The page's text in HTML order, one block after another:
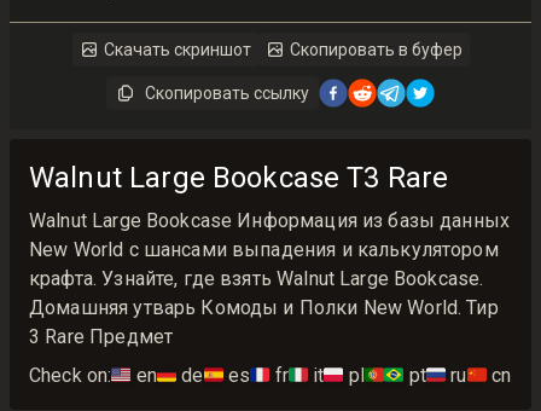
Скачать скриншот Скопировать в буфер
Скопировать ссылку
Walnut Large Bookcase T3 Rare
Walnut Large Bookcase Информация из базы данных
New World с шансами выпадения и калькулятором
крафта. Узнайте, где взять Walnut Large Bookcase.
Домашняя утварь Комоды и Полки New World. Тир
3 Rare Предмет
Check on:🇺🇸 en🇩🇪 de🇪🇸 es🇫🇷 fr🇮🇹 it🇵🇱 pl🇵🇹🇧🇷 pt🇷🇺 ru🇨🇳 cn